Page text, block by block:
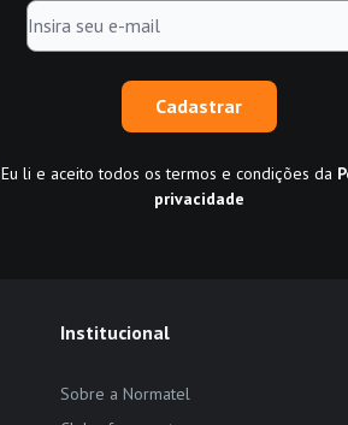
Cadastrar
Eu li e aceito todos os termos e condições da
privacidade
Institucional
Sobre a Normatel